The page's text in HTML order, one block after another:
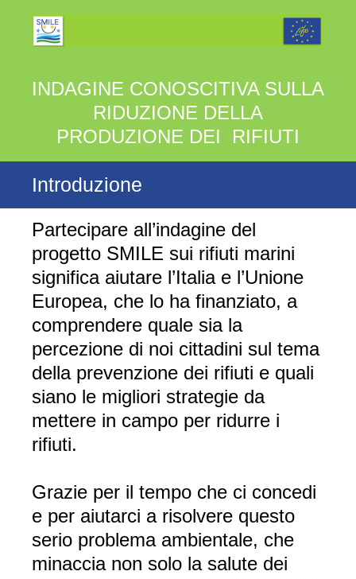
INDAGINE CONOSCITIVA SULLA
RIDUZIONE DELLA
PRODUZIONE DEI RIFIUTI
Introduzione
Partecipare all’indagine del
progetto SMILE sui rifiuti marini
significa aiutare l’Italia e l’Unione
Europea, che lo ha finanziato, a
comprendere quale sia la
percezione di noi cittadini sul tema
della prevenzione dei rifiuti e quali
siano le migliori strategie da
mettere in campo per ridurre i
rifiuti.
Grazie per il tempo che ci concedi
e per aiutarci a risolvere questo
serio problema ambientale, che
minaccia non solo la salute dei